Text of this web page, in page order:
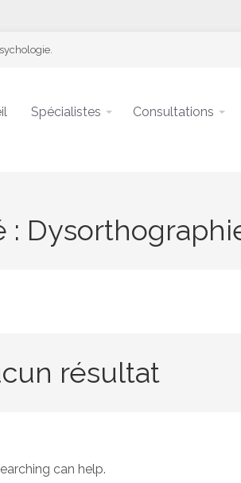
Spécialistes Consultations
:
résultat
can help.